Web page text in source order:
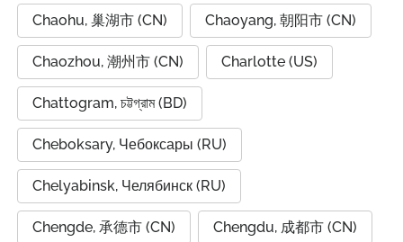
Chaohu, 巢湖市 (CN) Chaoyang, 朝阳市 (CN)
Chaozhou, 潮州市 (CN) Charlotte (US)
Chattogram, চট্টগ্রাম (BD)
Cheboksary, Чебоксары (RU)
Chelyabinsk, Челябинск (RU)
Chengde, 承德市 (CN) Chengdu, 成都市 (CN)